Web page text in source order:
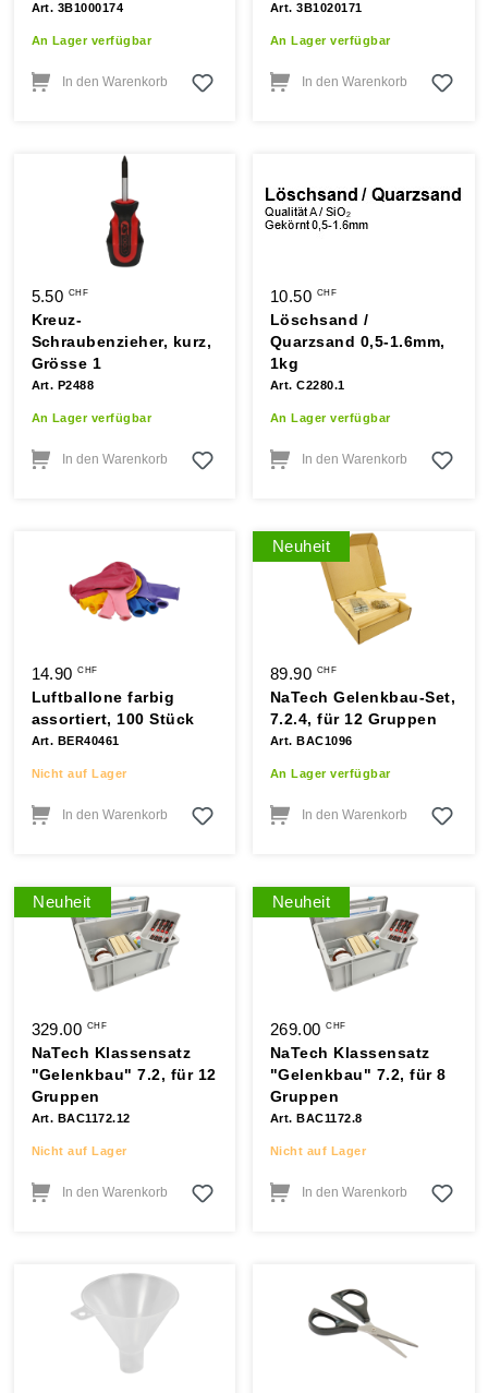
Art. 3B1000174
An Lager verfügbar
In den Warenkorb
Art. 3B1020171
An Lager verfügbar
In den Warenkorb
5.50 CHF
Kreuz-
Schraubenzieher, kurz,
Grösse 1
Art. P2488
An Lager verfügbar
In den Warenkorb
10.50 CHF
Löschsand /
Quarzsand 0,5-1.6mm,
1kg
Art. C2280.1
An Lager verfügbar
In den Warenkorb
14.90CHF
Luftballone farbig
assortiert, 100 Stück
Art. BER40461
Nicht auf Lager
In den Warenkorb
Neuheit
89.90 CHF
NaTech Gelenkbau-Set,
7.2.4, für 12 Gruppen
Art. BAC1096
An Lager verfügbar
In den Warenkorb
Neuheit
329.00 CHF
NaTech Klassensatz
"Gelenkbau" 7.2, für 12
Gruppen
Art. BAC1172.12
Nicht auf Lager
In den Warenkorb
Neuheit
269.00CHF
NaTech Klassensatz
"Gelenkbau" 7.2, für 8
Gruppen
Art. BAC1172.8
Nicht auf Lager
In den Warenkorb